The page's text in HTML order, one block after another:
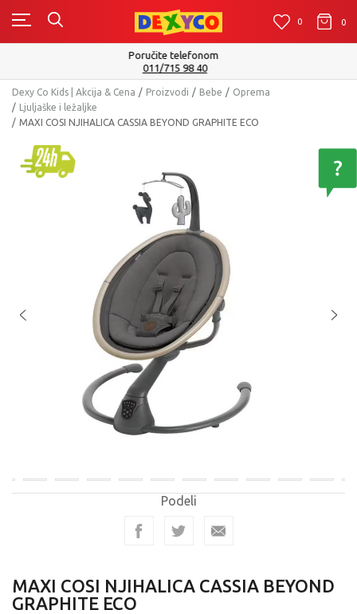
0 0 0
Isporuku možete očekivati u roku od 2 do 4 radna dana!
Pogledaj više
Dexy Co Kids | Akcija & Cena Proizvodi Bebe
Oprema
Ljuljaške i ležaljke
MAXI COSI NJIHALICA CASSIA BEYOND GRAPHITE ECO
Podeli
MAXI COSI NJIHALICA CASSIA BEYOND
GRAPHITE ECO